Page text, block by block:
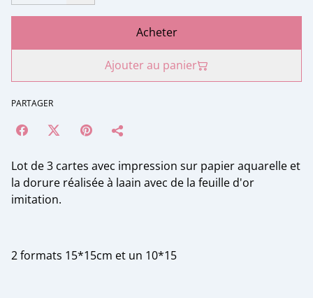
Acheter
Ajouter au panier
PARTAGER
Lot de 3 cartes avec impression sur papier aquarelle et
la dorure réalisée à laain avec de la feuille d'or
imitation.
2 formats 15*15cm et un 10*15